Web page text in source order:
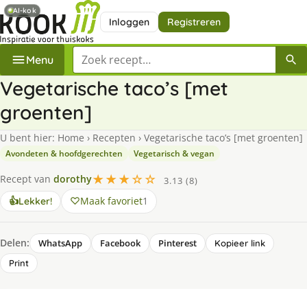
Inloggen Registreren
Menu Zoek een recept
Vegetarische taco’s [met
groenten]
U bent hier: Home › Recepten › Vegetarische taco’s [met groenten]
Avondeten & hoofdgerechten Vegetarisch & vegan
Recept van dorothy★★★☆☆
3.13 (8)
👍Lekker! Maak favoriet1
Delen: WhatsApp Facebook Pinterest
Kopieer link
Print
AI-kok